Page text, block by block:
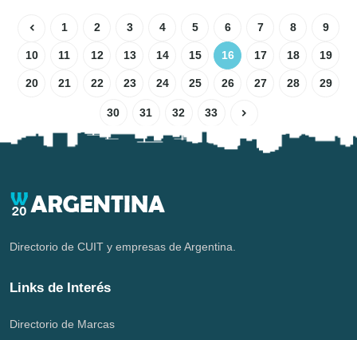
1 2 3 4 5 6 7 8 9
10 11 12 13 14 15 16 17 18 19
20 21 22 23 24 25 26 27 28 29
30 31 32 33
Directorio de CUIT y empresas de Argentina.
Links de Interés
Directorio de Marcas